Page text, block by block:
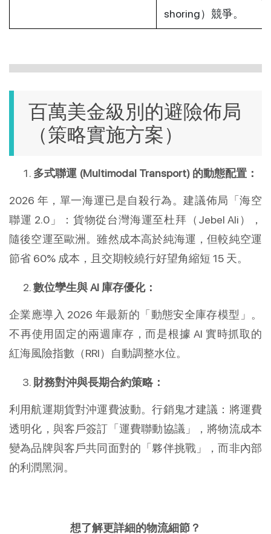
shoring）競爭。
百萬美金級別的避險佈局
（策略實施方案）
多式聯運 (Multimodal Transport) 的動態配置：
2026 年，單一海運已是自殺行為。建議佈局「海空
聯運 2.0」：貨物從台灣海運至杜拜（Jebel Ali），
隨後空運至歐洲。雖然成本高於純海運，但較純空運
節省 60% 成本，且交期較繞行好望角縮短 15 天。
數位孿生與 AI 庫存優化：
企業應導入 2026 年最新的「動態安全庫存模型」。
不再使用固定的兩週庫存，而是根據 AI 實時抓取的
紅海風險指數（RRI）自動調整水位。
財務對沖與長期合約策略：
利用航運期貨對沖運費波動。行銷鬼才建議：將運費
透明化，與客戶簽訂「運費聯動協議」，將物流成本
變為品牌與客戶共同面對的「夥伴挑戰」，而非內部
的利潤黑洞。
想了解更詳細的物流細節？